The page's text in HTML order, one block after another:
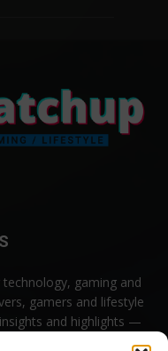
gaming and
gamers and lifestyle
and highlights —